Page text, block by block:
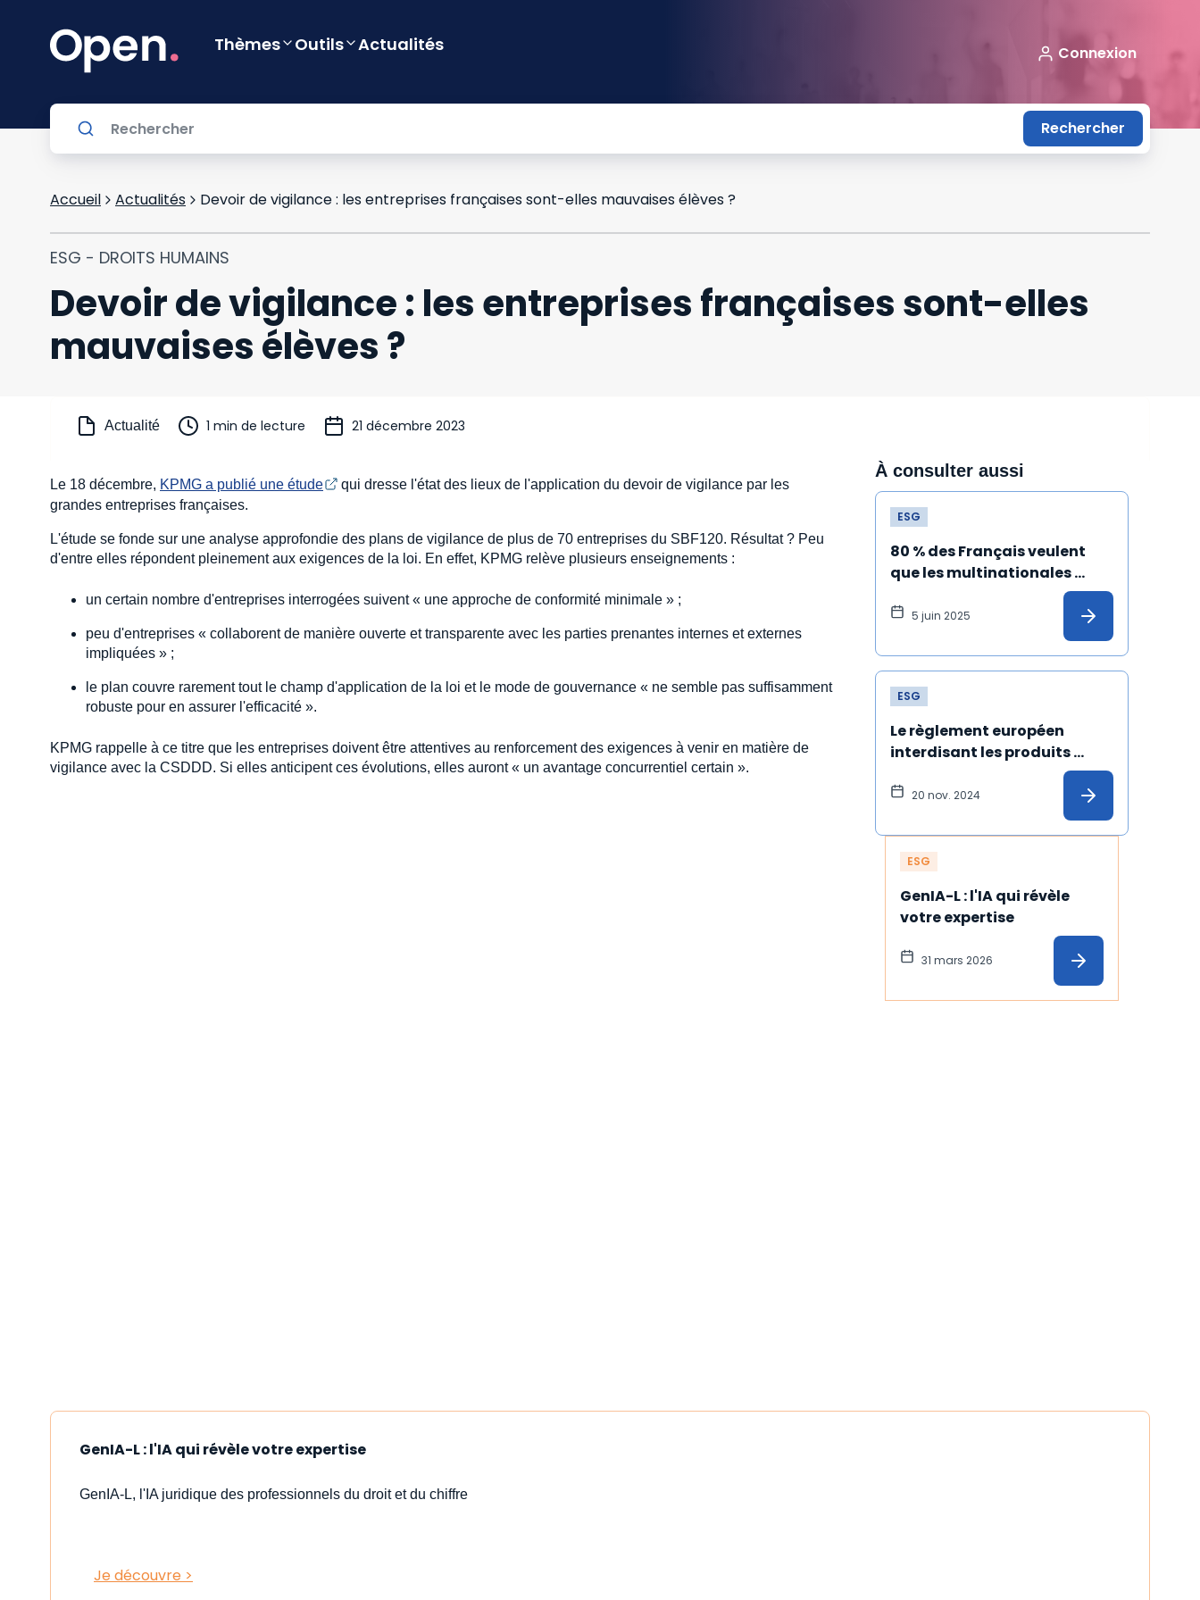
Thèmes Outils Actualités Connexion
Rechercher
Accueil Actualités Devoir de vigilance : les entreprises françaises sont-elles mauvaises élèves ?
ESG - DROITS HUMAINS
Devoir de vigilance : les entreprises françaises sont-elles
mauvaises élèves ?
Actualité 1 min de lecture 21 décembre 2023
Le 18 décembre, KPMG a publié une étude
qui dresse l'état des lieux de l'application du devoir de vigilance par les
grandes entreprises françaises.
L'étude se fonde sur une analyse approfondie des plans de vigilance de plus de 70 entreprises du SBF120. Résultat ? Peu
d'entre elles répondent pleinement aux exigences de la loi. En effet, KPMG relève plusieurs enseignements :
un certain nombre d'entreprises interrogées suivent « une approche de conformité minimale » ;
peu d'entreprises « collaborent de manière ouverte et transparente avec les parties prenantes internes et externes
impliquées » ;
le plan couvre rarement tout le champ d'application de la loi et le mode de gouvernance « ne semble pas suffisamment
robuste pour en assurer l'efficacité ».
KPMG rappelle à ce titre que les entreprises doivent être attentives au renforcement des exigences à venir en matière de
vigilance avec la CSDDD. Si elles anticipent ces évolutions, elles auront « un avantage concurrentiel certain ».
À consulter aussi
ESG
80 % des Français veulent
que les multinationales
s'engagent dans le respect
du climat et des droits
5 juin 2025
ESG
Le règlement européen
interdisant les produits
issus du travail forcé est
définitivement adopté !
20 nov. 2024
ESG
GenIA-L : l'IA qui révèle
votre expertise
31 mars 2026
GenIA-L : l'IA qui révèle votre expertise
GenIA-L, l'IA juridique des professionnels du droit et du chiffre
Je découvre >